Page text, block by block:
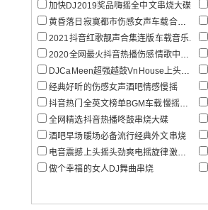
加快DJ2019奖品嗨摇全中文串烧大碟
黄昏落日寂寞都市伤感女声车载合集CD
2021抖音红歌靓声合集连版车载音乐.
2020全网最火抖音热播伤感情歌中文车载串烧
DJCaMeen超强越鼓VnHouse上头电音大碟.
经典好听的伤感女声酒吧情感慢摇
抖音热门全英文榜单BGM车载慢摇特辑
全网精选抖音热播咚鼓串烧大碟
酒吧早场暖场必备流行经典外文串烧
电音震撼上头摇头劲爽电摇旋律激情迷幻串烧
做个幸福的女人DJ舞曲串烧